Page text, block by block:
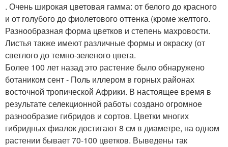
. Очень широкая цветовая гамма: от белого до красного
и от голубого до фиолетового оттенка (кроме желтого.
Разнообразная форма цветков и степень махровости.
Листья также имеют различные формы и окраску (от
светлого до темно-зеленого цвета.
Более 100 лет назад это растение было обнаружено
ботаником сент - Поль иллером в горных районах
восточной тропической Африки. В настоящее время в
результате селекционной работы создано огромное
разнообразие гибридов и сортов. Цветки многих
гибридных фиалок достигают 8 см в диаметре, на одном
растении бывает 70-100 цветков. Выведены так